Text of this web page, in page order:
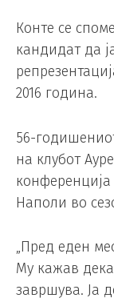
Конте се
кандидат да
2016 година.
56-
на клубот
Наполи во
„Пред еден
Му кажав
завршува. Ја